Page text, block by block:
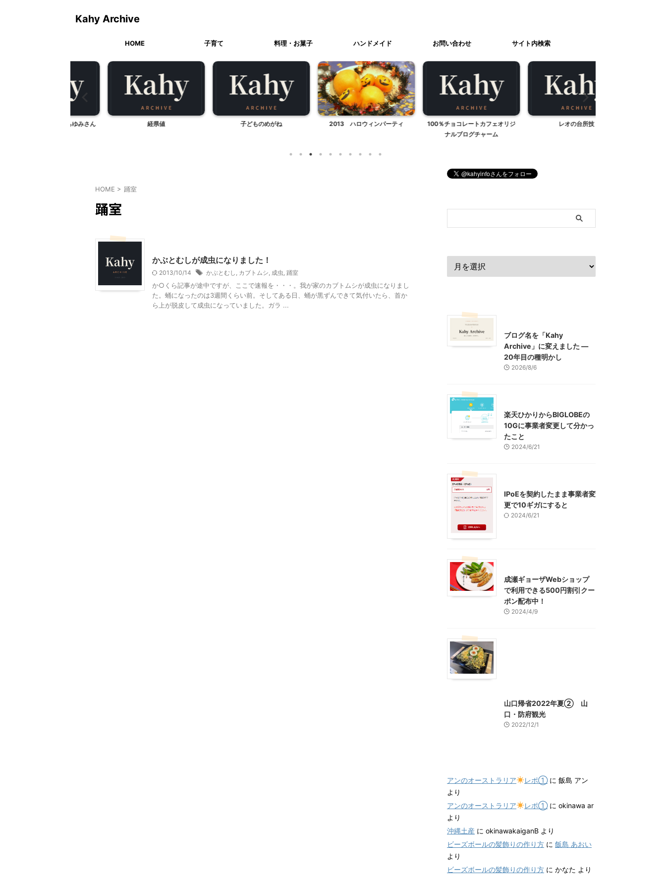
Kahy Archive
HOME 子育て 料理・お菓子 ハンドメイド お問い合わせ サイト内検索
子どものめがね 2013 ハロウィンパーティ
100％チョコレートカフェオリジ
ナルブログチャーム
レオの台所技
HOME > 踊室
踊室
かぶとむしが成虫になりました！
2013/10/14 かぶとむし カブトムシ 成虫 踊室
か○くら記事が途中ですが、ここで速報を・・・。我が家のカブトムシが成虫になりまし
た。蛹になったのは3週間くらい前。そしてある日、蛹が黒ずんできて気付いたら、首か
ら上が脱皮して成虫になっていました。ガラ ...
ブログ名を「Kahy
Archive」に変えました ―
20年目の種明かし
2026/8/6
楽天ひかりからBIGLOBEの
10Gに事業者変更して分かっ
たこと
2024/6/21
IPoEを契約したまま事業者変
更で10ギガにすると
2024/6/21
成瀬ギョーザWebショップ
で利用できる500円割引クー
ポン配布中！
2024/4/9
山口帰省2022年夏② 山
口・防府観光
2022/12/1
アンのオーストラリア レポ①に 飯島 アン
より
アンのオーストラリア
レポ①に okinawa ar
より
沖縄土産 に okinawakaiganB より
ビーズボールの髪飾りの作り方 に 飯島 あおい
より
ビーズボールの髪飾りの作り方 に かなた より